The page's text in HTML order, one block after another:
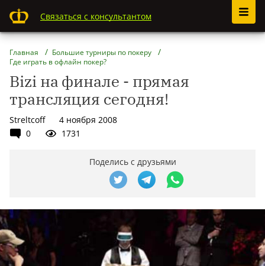
Связаться с консультантом
Главная
Большие турниры по покеру
Где играть в офлайн покер?
Bizi на финале - прямая
трансляция сегодня!
Streltcoff
4 ноября 2008
0
1731
Поделись с друзьями